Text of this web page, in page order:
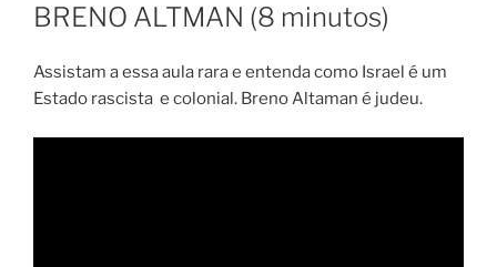
BRENO ALTMAN (8 minutos)
Assistam a essa aula rara e entenda como Israel é um
Estado rascista e colonial. Breno Altaman é judeu.